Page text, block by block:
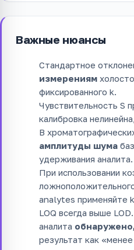
Важные нюансы
Стандартное
измерениям
фиксированного k.
Чувствительность S
калибровка
В
амплитуды шума
удерживания аналита.
При использовании
analytes применяйте
LOQ всегда выше
аналита
результат как «менее